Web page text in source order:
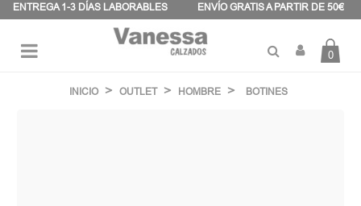
ENTREGA 1-3 DÍAS LABORABLES ENVÍO GRATIS A PARTIR DE 50€
palanca
0
INICIO OUTLET HOMBRE BOTINES
Panel de gestión de cookies